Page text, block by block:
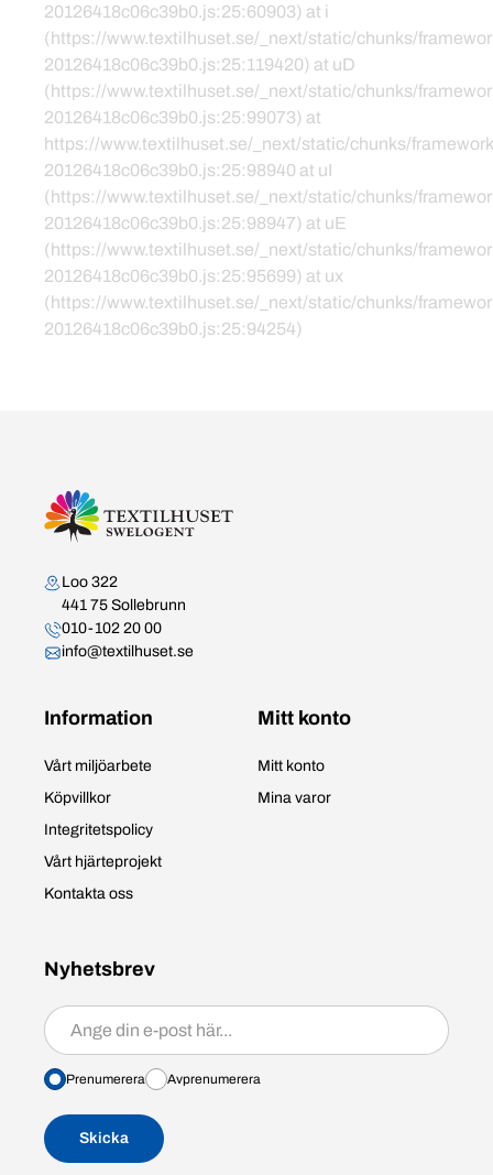
20126418c06c39b0.js:25:60903) at i
(https://www.textilhuset.se/_next/static/chunks/
20126418c06c39b0.js:25:119420) at uD
(https://www.textilhuset.se/_next/static/chunks/
20126418c06c39b0.js:25:99073) at
https://www.textilhuset.se/_next/static/chunks/
20126418c06c39b0.js:25:98940 at uI
(https://www.textilhuset.se/_next/static/chunks/
20126418c06c39b0.js:25:98947) at uE
(https://www.textilhuset.se/_next/static/chunks/
20126418c06c39b0.js:25:95699) at ux
(https://www.textilhuset.se/_next/static/chunks/
20126418c06c39b0.js:25:94254)
Kontakta oss
Loo 322
441 75 Sollebrunn
010-102 20 00
info@textilhuset.se
Information
Vårt miljöarbete
Köpvillkor
Integritetspolicy
Vårt hjärteprojekt
Kontakta oss
Mitt konto
Mitt konto
Mina varor
Nyhetsbrev
Prenumerera/avprenumerera
Prenumerera Avprenumerera
Skicka